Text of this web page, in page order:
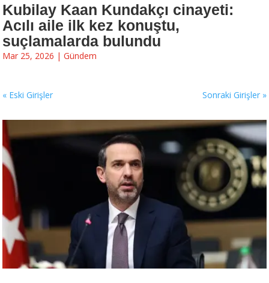
Kubilay Kaan Kundakçı cinayeti:
Acılı aile ilk kez konuştu,
suçlamalarda bulundu
Mar 25, 2026 | Gündem
« Eski Girişler Sonraki Girişler »